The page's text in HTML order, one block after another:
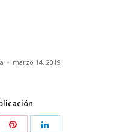
marzo 14, 2019